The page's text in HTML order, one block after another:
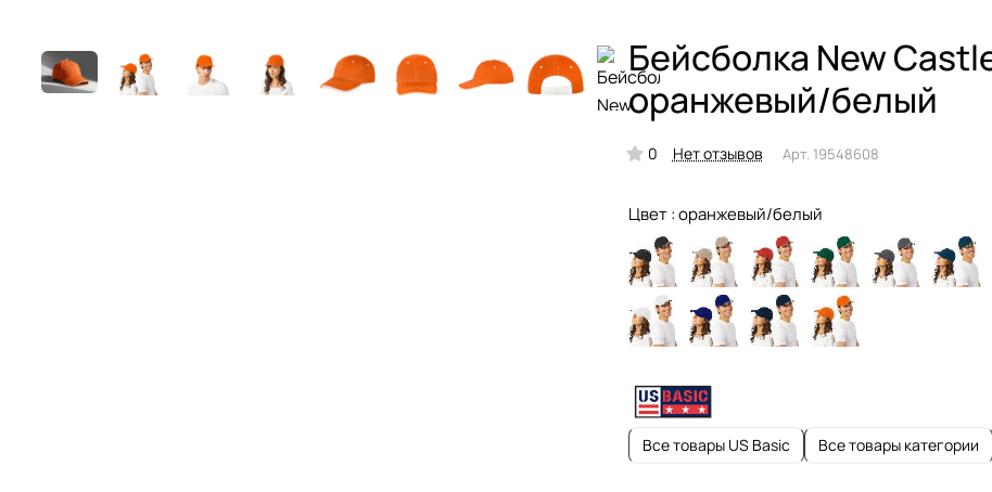
Бейсболка New
оранжевый/белый
0 Нет отзывов Арт. 19548608
Цвет :оранжевый/белый
Все товары US Basic Все товары категории